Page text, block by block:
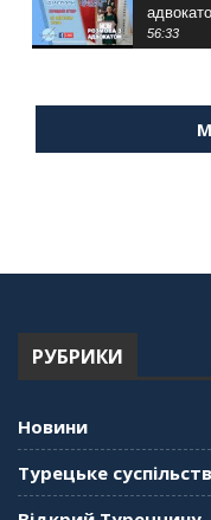
56:33
Середа
РУБРИКИ
Новини
Турецьке